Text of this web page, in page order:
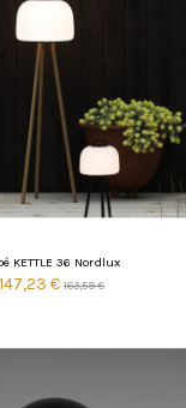
KETTLE 36 Nordlux
147,23 € 163,59 €